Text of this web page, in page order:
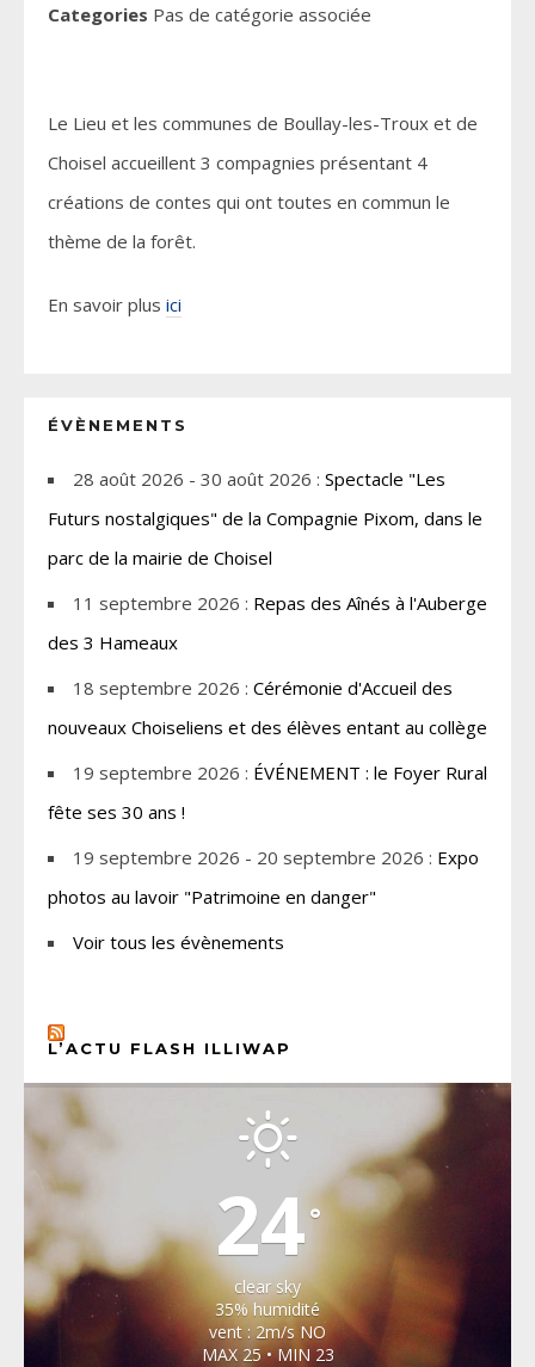
Categories Pas de catégorie associée
Le Lieu et les communes de Boullay-les-Troux et de
Choisel accueillent 3 compagnies présentant 4
créations de contes qui ont toutes en commun le
thème de la forêt.
En savoir plus ici
ÉVÈNEMENTS
28 août 2026 - 30 août 2026 : Spectacle "Les
Futurs nostalgiques" de la Compagnie Pixom, dans le
parc de la mairie de Choisel
11 septembre 2026 : Repas des Aînés à l'Auberge
des 3 Hameaux
18 septembre 2026 : Cérémonie d'Accueil des
nouveaux Choiseliens et des élèves entant au collège
19 septembre 2026 : ÉVÉNEMENT : le Foyer Rural
fête ses 30 ans !
19 septembre 2026 - 20 septembre 2026 : Expo
photos au lavoir "Patrimoine en danger"
Voir tous les évènements
L’ACTU FLASH ILLIWAP
24°
clear sky
35% humidité
vent : 2m/s NO
MAX 25 • MIN 23